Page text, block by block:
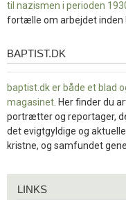
til nazismen i perioden
fortælle om arbejdet inden
baptist.dk
BAPTIST.DK
baptist.dk er både et blad
magasinet . Her finder du
portrætter og reportager,
det evigtgyldige og
kristne, og samfundet
LINKS